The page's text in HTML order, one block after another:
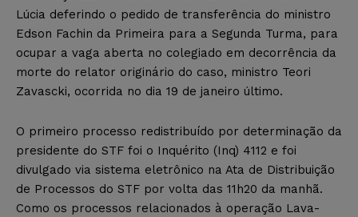
Lúcia deferindo o pedido de transferência do ministro
Edson Fachin da Primeira para a Segunda Turma, para
ocupar a vaga aberta no colegiado em decorrência da
morte do relator originário do caso, ministro Teori
Zavascki, ocorrida no dia 19 de janeiro último.
O primeiro processo redistribuído por determinação da
presidente do STF foi o Inquérito (Inq) 4112 e foi
divulgado via sistema eletrônico na Ata de Distribuição
de Processos do STF por volta das 11h20 da manhã.
Como os processos relacionados à operação Lava-